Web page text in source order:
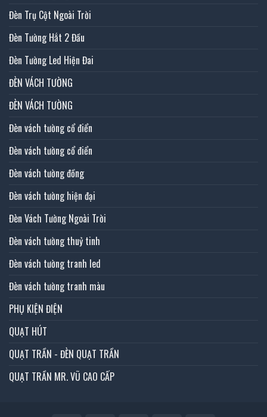
Đèn Trụ Cột Ngoài Trời
Đèn Tường Hắt 2 Đầu
Đèn Tường Led Hiện Đai
ĐÈN VÁCH TƯỜNG
ĐÈN VÁCH TƯỜNG
Đèn vách tường cổ điển
Đèn vách tường cổ điển
Đèn vách tường đồng
Đèn vách tường hiện đại
Đèn Vách Tường Ngoài Trời
Đèn vách tường thuỷ tinh
Đèn vách tường tranh led
Đèn vách tường tranh màu
PHỤ KIỆN ĐIỆN
QUẠT HÚT
QUẠT TRẦN - ĐÈN QUẠT TRẦN
QUẠT TRẦN MR. VŨ CAO CẤP